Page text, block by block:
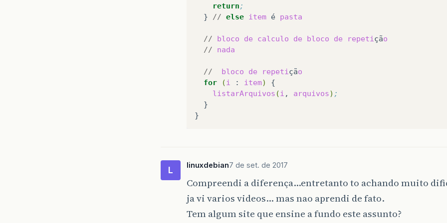
return;
}
// else item é pasta
// bloco de calculo de bloco de repeti ção
//
nada
// bloco de repeti ção
for
( i : item)
listarArquivos ( i , arquivos) ;
}
L linuxdebian7 de set. de 2017
Compreendi a diferença…entretanto to achando muito
ja vi varios videos… mas nao aprendi de fato.
Tem algum site que ensine a fundo este assunto?